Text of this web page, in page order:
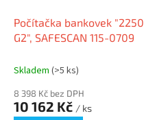
Počítačka bankovek "2250
G2", SAFESCAN 115-0709
Skladem (>5 ks)
8 398 Kč bez DPH
10 162 Kč / ks